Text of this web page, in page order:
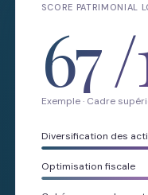
SCORE PATRIMONIAL
67/
Exemple · Cadre
Diversification des
Optimisation fiscale